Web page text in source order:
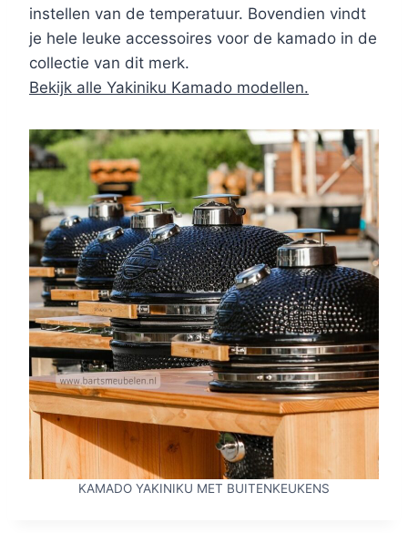
instellen van de temperatuur. Bovendien vindt
je hele leuke accessoires voor de kamado in de
collectie van dit merk.
Bekijk alle Yakiniku Kamado modellen.
KAMADO YAKINIKU MET BUITENKEUKENS